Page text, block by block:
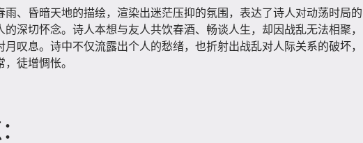
雨、昏暗天地的描绘，渲染出迷茫压抑的氛围，表达了诗人对动荡时局的
的深切怀念。诗人本想与友人共饮春酒、畅谈人生，却因战乱无法相聚，
月叹息。诗中不仅流露出个人的愁绪，也折射出战乱对人际关系的破坏，
徒增惆怅。